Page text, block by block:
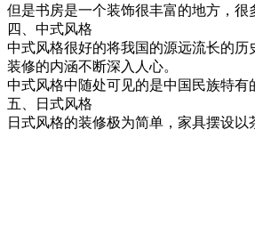
但是书房是一个装饰很丰富的地方，很
四、中式风格
中式风格很好的将我国的源远流长的
装修的内涵不断深入人心。
中式风格中随处可见的是中国民族特有
五、日式风格
日式风格的装修极为简单，家具摆设